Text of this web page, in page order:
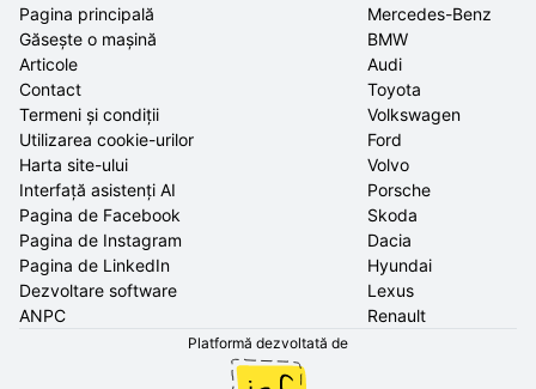
Pagina principală
Găsește o mașină
Articole
Contact
Termeni și condiții
Utilizarea cookie-urilor
Harta site-ului
Interfață asistenți AI
Pagina de Facebook
Pagina de Instagram
Pagina de LinkedIn
Dezvoltare software
ANPC
Mercedes-Benz
BMW
Audi
Toyota
Volkswagen
Ford
Volvo
Porsche
Skoda
Dacia
Hyundai
Lexus
Renault
Platformă dezvoltată de